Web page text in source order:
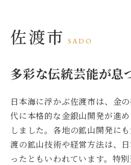
佐渡市 SADO
多彩な伝統芸能が息
日本海に浮かぶ佐渡市は、金
代に本格的な金銀山開発が進
しました。各地の鉱山開発に
渡の鉱山技術や経営方法は、
ったともいわれています。特